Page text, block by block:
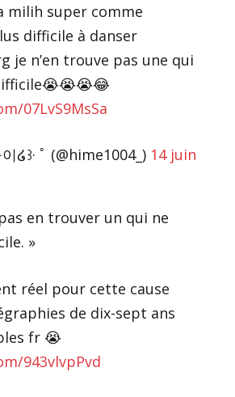
milih super comme
difficile à danser
je n’en trouve pas une qui
07LvS9MsSa
໒꒱· ﾟ (@hime1004_) 14 juin
en trouver un qui ne
»
réel pour cette cause
de dix-sept ans
fr 😭
943vlvpPvd